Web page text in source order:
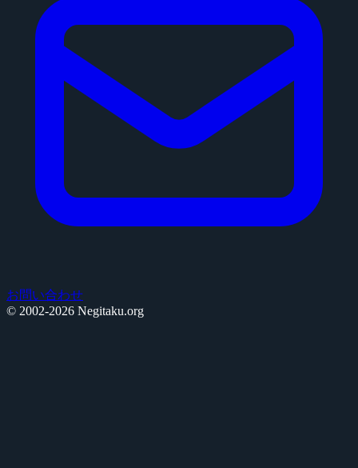
お問い合わせ
© 2002-2026 Negitaku.org